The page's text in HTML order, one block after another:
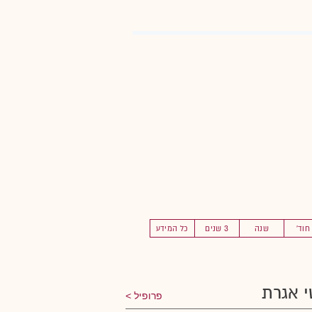
שנה 3 שנים כל המידע
אגרת פרופיל